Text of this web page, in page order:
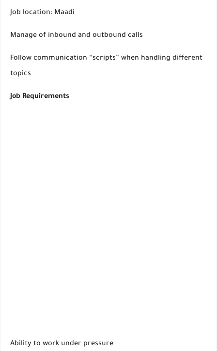
Job location: Maadi
Manage of inbound and outbound calls
Follow communication “scripts” when handling different
topics
Job Requirements
Ability to work under pressure